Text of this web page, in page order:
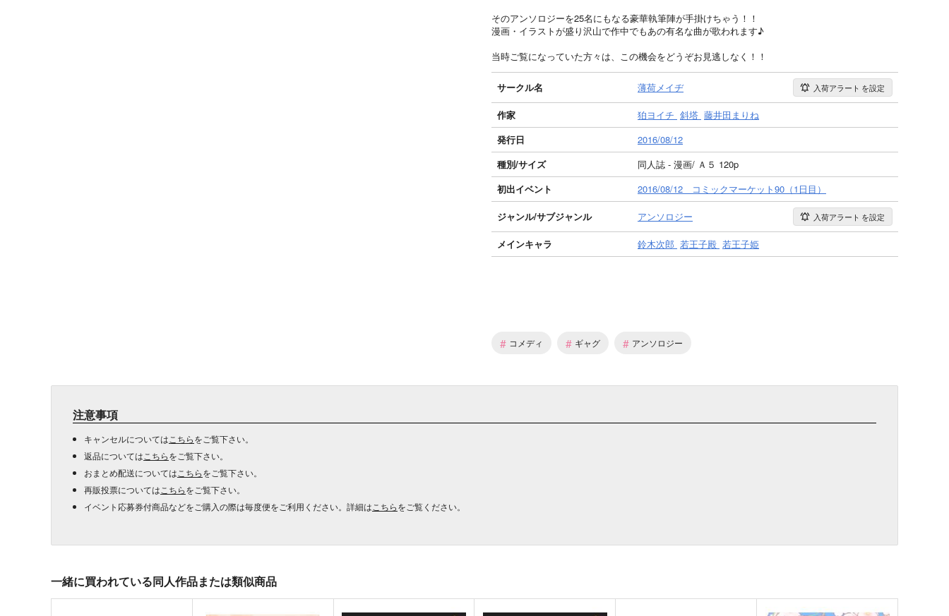
そのアンソロジーを25名にもなる豪華執筆陣が手掛けちゃう！！
漫画・イラストが盛り沢山で作中でもあの有名な曲が歌われます♪
当時ご覧になっていた方々は、この機会をどうぞお見逃しなく！！
サークル名 薄荷メイヂ 入荷アラート を設定
作家 狛ヨイチ 斜塔 藤井田まりね
発行日
2016/08/12
種別/サイズ
同人誌 - 漫画/ Ａ５ 120p
初出イベント
2016/08/12 コミックマーケット90（1日目）
ジャンル/サブジャンル アンソロジー 入荷アラート を設定
メインキャラ 鈴木次郎 若王子殿 若王子姫
# コメディ # ギャグ # アンソロジー
注意事項
キャンセルについては こちらをご覧下さい。
返品については こちらをご覧下さい。
おまとめ配送については こちらをご覧下さい。
再販投票については こちらをご覧下さい。
イベント応募券付商品などをご購入の際は毎度便をご利用ください。詳細は こちらをご覧ください。
一緒に買われている同人作品または類似商品